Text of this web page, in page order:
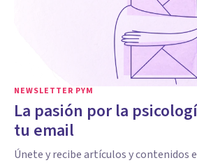
NEWSLETTER PYM
La pasión por la
tu email
Únete y recibe artículos y contenidos